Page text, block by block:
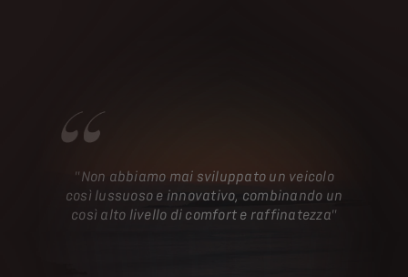
"Non abbiamo mai sviluppato un veicolo
così lussuoso e innovativo, combinando un
così alto livello di comfort e raffinatezza"